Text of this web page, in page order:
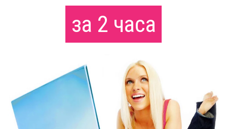
за 2 часа